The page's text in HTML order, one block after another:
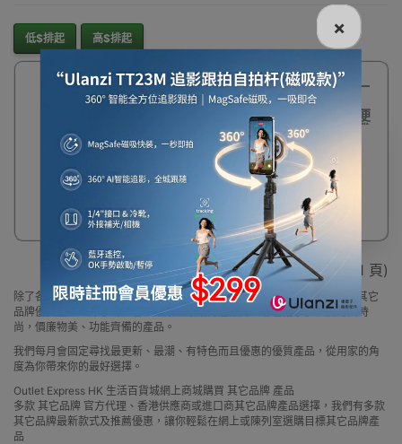
低$排起 高$排起
28%
OFF
A4 熱敏打印紙 (一
盒兩卷)
【210*30mm】| 便
攜無線熱敏紙打印機
專用打印紙 | 一卷可
印25張 | F1S打印機
專用紙$18 $25
顯示 1 - 1 / 1 (共 1 頁)
×
除了各大品牌外，Outlet Express 生活百貨城亦為顧客精選一系列小眾及其它
品牌優質產品，除了為顧客帶來最新最潮的產品外，亦包括了多個實用又時
尚，價廉物美、功能齊備的產品。
我們每月會固定尋找最更新、最潮、有特色而且優惠的優質產品，從用家的角
度為你帶來你的最好選擇。
Outlet Express HK 生活百貨城網上商城購買 其它品牌 產品
多款 其它品牌 官方代理、香港供應商或進口商其它品牌產品選擇，我們有多款
其它品牌最新款式及推薦優惠，讓你輕鬆在網上或陳列室選購目標其它品牌產
品